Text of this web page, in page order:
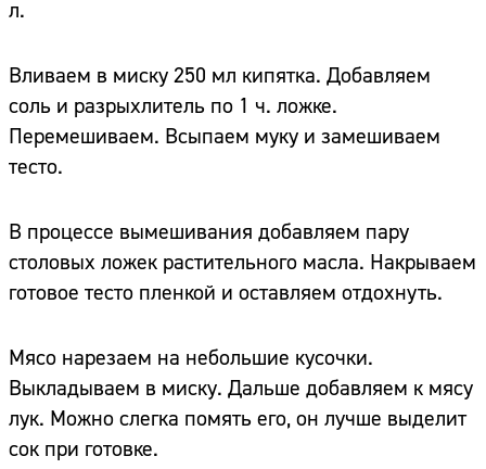
л.
Вливаем в миску 250 мл кипятка. Добавляем
соль и разрыхлитель по 1 ч. ложке.
Перемешиваем. Всыпаем муку и замешиваем
тесто.
В процессе вымешивания добавляем пару
столовых ложек растительного масла. Накрываем
готовое тесто пленкой и оставляем отдохнуть.
Мясо нарезаем на небольшие кусочки.
Выкладываем в миску. Дальше добавляем к мясу
лук. Можно слегка помять его, он лучше выделит
сок при готовке.